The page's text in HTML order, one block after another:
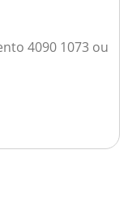
4090 1073 ou